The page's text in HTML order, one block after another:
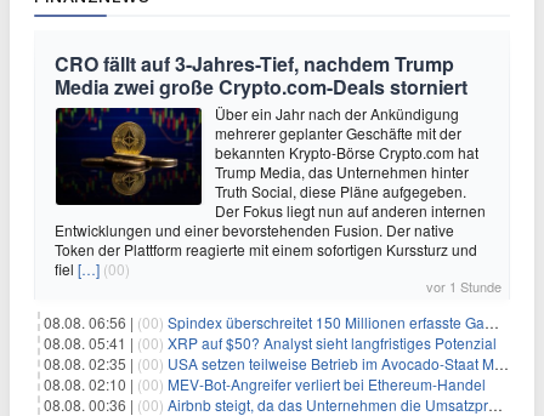
CRO fällt auf 3-Jahres-Tief, nachdem Trump
Media zwei große Crypto.com-Deals storniert
Über ein Jahr nach der Ankündigung
mehrerer geplanter Geschäfte mit der
bekannten Krypto-Börse Crypto.com hat
Trump Media, das Unternehmen hinter
Truth Social, diese Pläne aufgegeben.
Der Fokus liegt nun auf anderen internen
Entwicklungen und einer bevorstehenden Fusion. Der native
Token der Plattform reagierte mit einem sofortigen Kurssturz und
fiel […] (00)
vor 1 Stunde
08.08. 06:56 | (00) Spindex überschreitet 150 Millionen erfasste Gaming-Ereignisse in Echtzeit-Datenpipeline
08.08. 05:41 | (00) XRP auf $50? Analyst sieht langfristiges Potenzial
08.08. 02:35 | (00) USA setzen teilweise Betrieb im Avocado-Staat Michoacán in Mexiko wieder in Gang
08.08. 02:10 | (00) MEV-Bot-Angreifer verliert bei Ethereum-Handel
08.08. 00:36 | (00) Airbnb steigt, da das Unternehmen die Umsatzprognose anhebt und starkes Wachstum signalisiert